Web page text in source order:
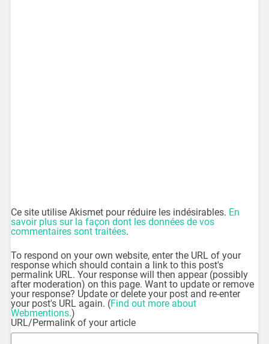
Ce site utilise Akismet pour réduire les indésirables. En
savoir plus sur la façon dont les données de vos
commentaires sont traitées.
To respond on your own website, enter the URL of your
response which should contain a link to this post's
permalink URL. Your response will then appear (possibly
after moderation) on this page. Want to update or remove
your response? Update or delete your post and re-enter
your post's URL again. (Find out more about
Webmentions.)
URL/Permalink of your article